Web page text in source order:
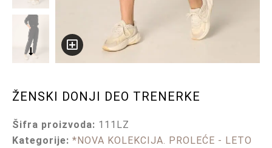
ŽENSKI DONJI DEO TRENERKE
Šifra proizvoda: 111LZ
Kategorije: *NOVA KOLEKCIJA. PROLEĆE - LETO